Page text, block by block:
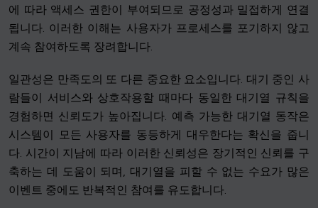
에 따라 액세스 권한이 부여되므로 공정성과 밀접하게 연결
됩니다. 이러한 이해는 사용자가 프로세스를 포기하지 않고
계속 참여하도록 장려합니다.
일관성은 만족도의 또 다른 중요한 요소입니다. 대기 중인 사
람들이 서비스와 상호작용할 때마다 동일한 대기열 규칙을
경험하면 신뢰도가 높아집니다. 예측 가능한 대기열 동작은
시스템이 모든 사용자를 동등하게 대우한다는 확신을 줍니
다. 시간이 지남에 따라 이러한 신뢰성은 장기적인 신뢰를 구
축하는 데 도움이 되며, 대기열을 피할 수 없는 수요가 많은
이벤트 중에도 반복적인 참여를 유도합니다.